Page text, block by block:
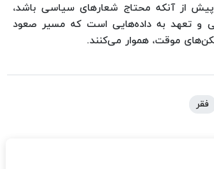
پیش از آنکه محتاج شعارهای سیاسی باشد،
و تعهد به داده‌هایی است که مسیر صعود
موقت، هموار می‌کنند.
فقر